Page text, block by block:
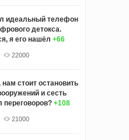
идеальный телефон
детокса.
я его нашёл +66
22000
нам стоит остановить
и сесть
переговоров? +108
21000